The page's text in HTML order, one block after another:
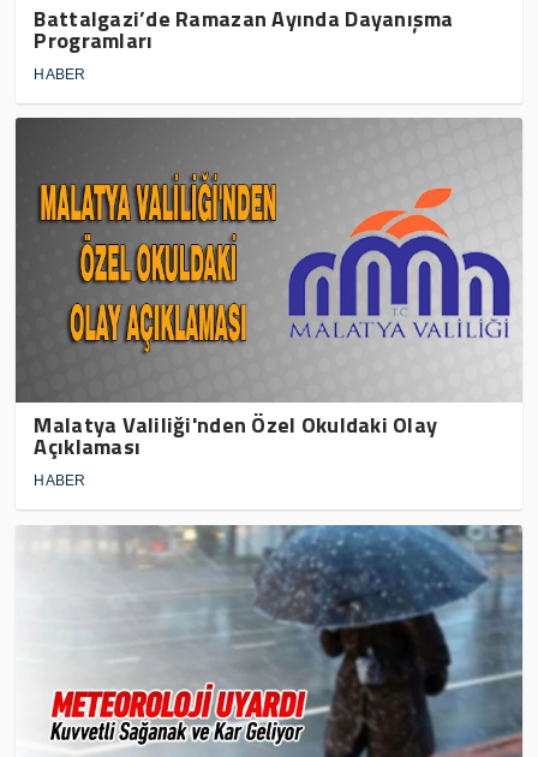
Battalgazi’de Ramazan Ayında Dayanışma
Programları
HABER
Malatya Valiliği'nden Özel Okuldaki Olay
Açıklaması
HABER